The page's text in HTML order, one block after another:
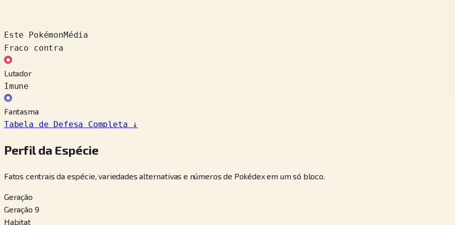
Este PokémonMédia
Fraco contra
Lutador
Imune
Fantasma
Tabela de Defesa Completa ↓
Perfil da Espécie
Fatos centrais da espécie, variedades alternativas e números de Pokédex em um só bloco.
Geração
Geração 9
Habitat